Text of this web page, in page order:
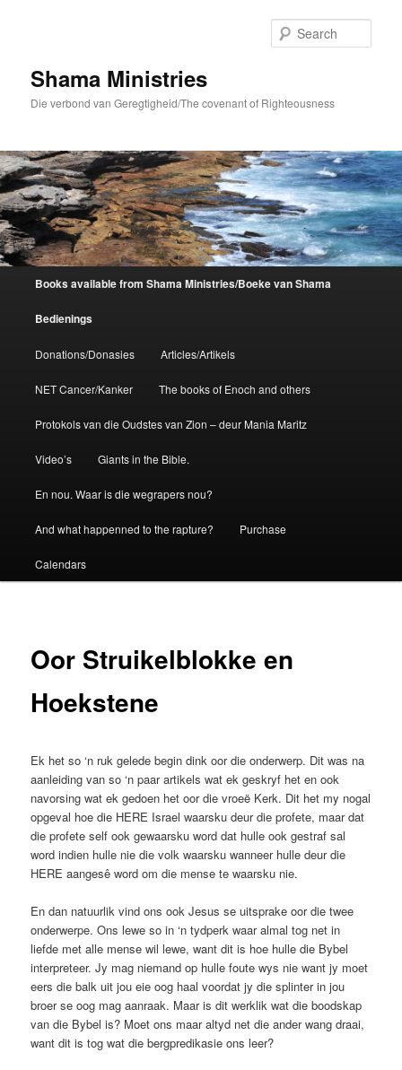
Shama Ministries
Die verbond van Geregtigheid/The covenant of Righteousness
Books available from Shama Ministries/Boeke van Shama
Bedienings
Donations/Donasies Articles/Artikels
NET Cancer/Kanker The books of Enoch and others
Protokols van die Oudstes van Zion – deur Mania Maritz
Video’s Giants in the Bible.
En nou. Waar is die wegrapers nou?
And what happenned to the rapture? Purchase
Calendars
Oor Struikelblokke en
Hoekstene
Ek het so ‘n ruk gelede begin dink oor die onderwerp. Dit was na
aanleiding van so ‘n paar artikels wat ek geskryf het en ook
navorsing wat ek gedoen het oor die vroeë Kerk. Dit het my nogal
opgeval hoe die HERE Israel waarsku deur die profete, maar dat
die profete self ook gewaarsku word dat hulle ook gestraf sal
word indien hulle nie die volk waarsku wanneer hulle deur die
HERE aangesê word om die mense te waarsku nie.
En dan natuurlik vind ons ook Jesus se uitsprake oor die twee
onderwerpe. Ons lewe so in ‘n tydperk waar almal tog net in
liefde met alle mense wil lewe, want dit is hoe hulle die Bybel
interpreteer. Jy mag niemand op hulle foute wys nie want jy moet
eers die balk uit jou eie oog haal voordat jy die splinter in jou
broer se oog mag aanraak. Maar is dit werklik wat die boodskap
van die Bybel is? Moet ons maar altyd net die ander wang draai,
want dit is tog wat die bergpredikasie ons leer?